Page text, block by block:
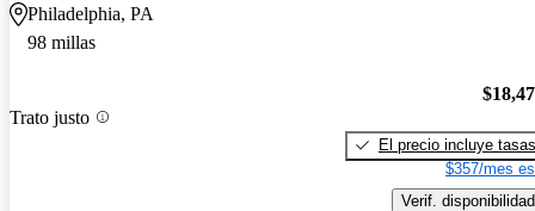
Philadelphia, PA
98 millas
Trato justo
El precio incluye tasas
$357/mes
Verif. disponibilidad